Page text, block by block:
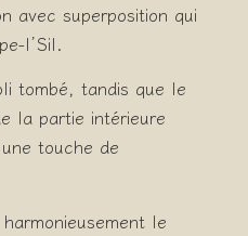
avec superposition qui
l’Sil.
tombé, tandis que le
la partie intérieure
touche de
le